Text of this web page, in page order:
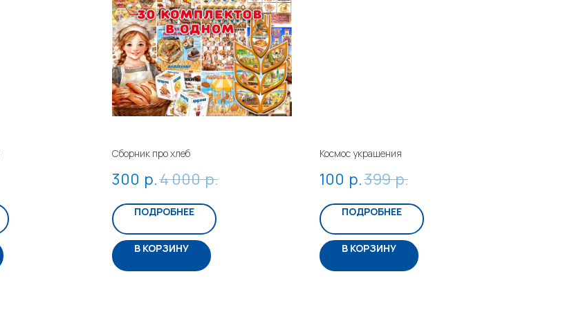
Сборник про хлеб
300 р.4 000 р.
ПОДРОБНЕЕ
В КОРЗИНУ
Космос украшения
100 р.399 р.
ПОДРОБНЕЕ
В КОРЗИНУ